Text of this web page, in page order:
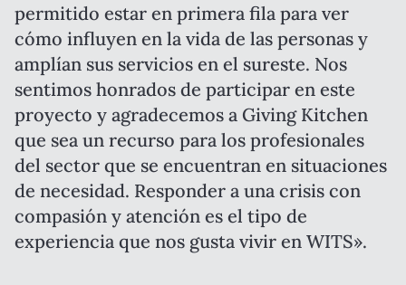
permitido estar en primera fila para ver
cómo influyen en la vida de las personas y
amplían sus servicios en el sureste. Nos
sentimos honrados de participar en este
proyecto y agradecemos a Giving Kitchen
que sea un recurso para los profesionales
del sector que se encuentran en situaciones
de necesidad. Responder a una crisis con
compasión y atención es el tipo de
experiencia que nos gusta vivir en WITS».